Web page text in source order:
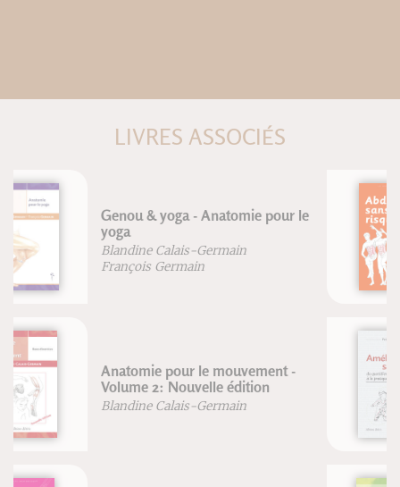
LIVRES ASSOCIÉS
Abdos sans risque - Nouvelle
Blandine Calais-Germain
Améliorer sa posture
Frédéric Brigaud